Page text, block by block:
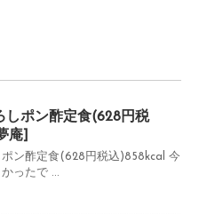
しポン酢定食(628円税
庵]
ン酢定食(628円税込)858kcal 今
ったで ...